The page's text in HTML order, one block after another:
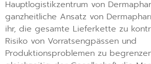
Hauptlogistikzentrum von
ganzheitliche Ansatz von
ihr, die gesamte Lieferkette zu
Risiko von Vorratsengpässen und
Produktionsproblemen zu